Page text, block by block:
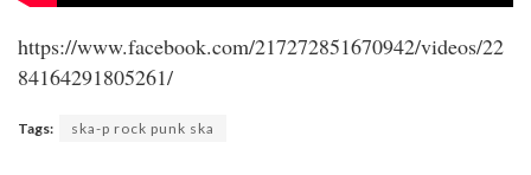
https://www.facebook.com/217272851670942/videos/22
84164291805261/
Tags: ska-p rock punk ska